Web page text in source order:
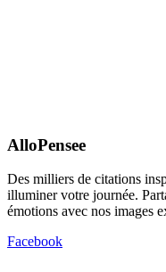
AlloPensee
Des milliers de citations
illuminer votre journée.
émotions avec nos images
Facebook